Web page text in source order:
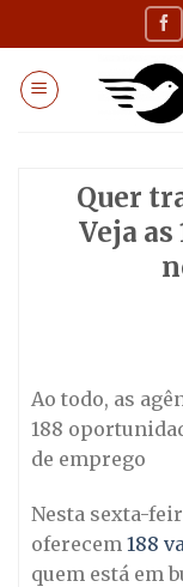
to
content
Quer
Veja
Ao todo, as
188
de emprego
Nesta sexta-
oferecem 188
quem está em